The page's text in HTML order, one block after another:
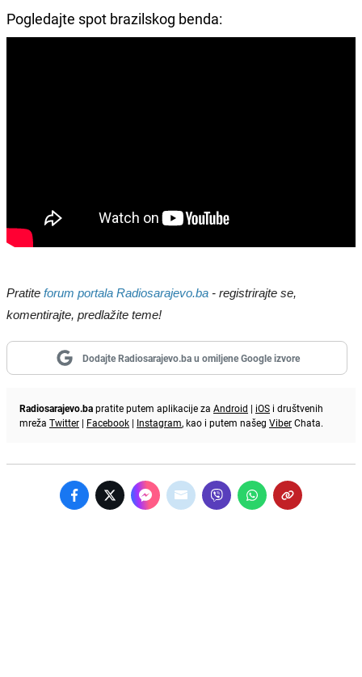
Pogledajte spot brazilskog benda:
Pratite forum portala Radiosarajevo.ba - registrirajte se,
komentirajte, predlažite teme!
Dodajte Radiosarajevo.ba u omiljene Google izvore
Radiosarajevo.bapratite putem aplikacije za Android | iOS i društvenih
mreža Twitter | Facebook | Instagram, kao i putem našeg ViberChata.